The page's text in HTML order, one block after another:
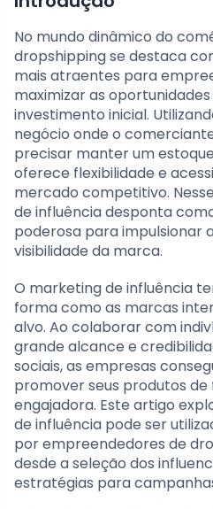
No mundo dinâmico do
dropshipping se destaca
mais atraentes para
maximizar as
investimento inicial.
negócio onde o
precisar manter um
oferece flexibilidade e
mercado competitivo.
de influência desponta
poderosa para impulsionar
visibilidade da marca.
O marketing de influência
forma como as marcas
alvo. Ao colaborar com
grande alcance e
sociais, as empresas
promover seus produtos
engajadora. Este artigo
de influência pode ser
por empreendedores de
desde a seleção dos
estratégias para